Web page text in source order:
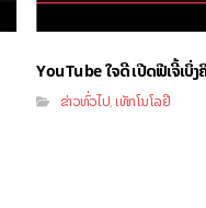
YouTube ໃຈດີ ເປີດຟີເຈີ້ເ
ຂ່າວທົ່ວໄປ ,ເທັກໂນໂລຢີ